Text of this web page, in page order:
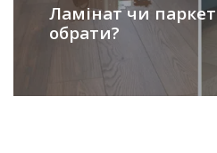
Ламінат чи
обрати?